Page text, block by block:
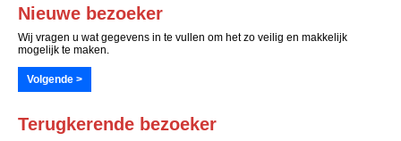
Nieuwe bezoeker
Wij vragen u wat gegevens in te vullen om het zo veilig en makkelijk
mogelijk te maken.
Terugkerende bezoeker